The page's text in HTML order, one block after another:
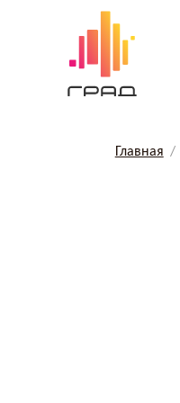
Главная